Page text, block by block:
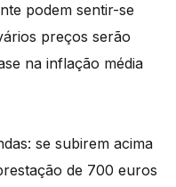
podem sentir-se
preços serão
na inflação média
se subirem acima
de 700 euros